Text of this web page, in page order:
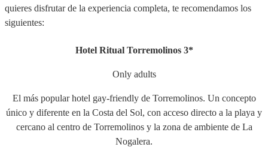
quieres disfrutar de la experiencia completa, te recomendamos los
siguientes:
Hotel Ritual Torremolinos 3*
Only adults
El más popular hotel gay-friendly de Torremolinos. Un concepto
único y diferente en la Costa del Sol, con acceso directo a la playa y
cercano al centro de Torremolinos y la zona de ambiente de La
Nogalera.